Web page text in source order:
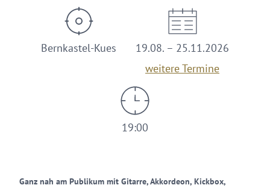
Bernkastel-Kues
19.08. – 25.11.2026
weitere Termine
19:00
Ganz nah am Publikum mit Gitarre, Akkordeon, Kickbox,